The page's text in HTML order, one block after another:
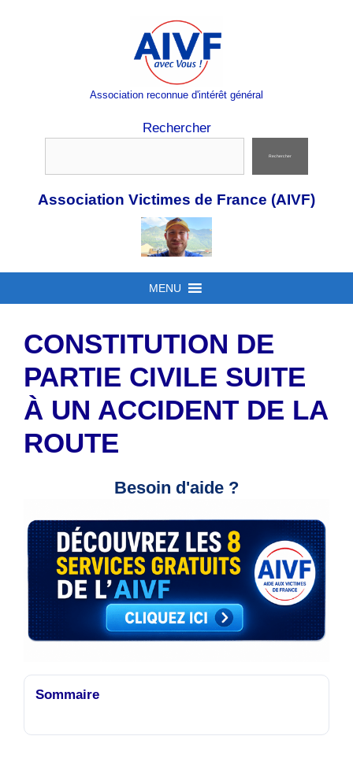
Association reconnue d'intérêt général
Rechercher
Rechercher
Association Victimes de France (AIVF)
MENU
CONSTITUTION DE
PARTIE CIVILE SUITE
À UN ACCIDENT DE LA
ROUTE
Besoin d'aide ?
Sommaire